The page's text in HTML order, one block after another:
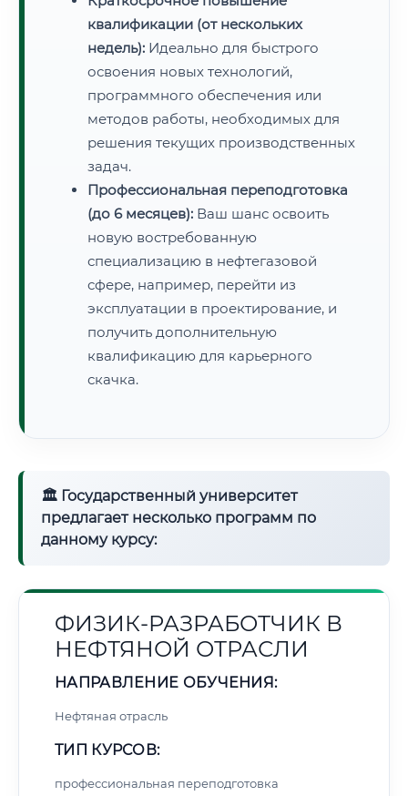
квалификации (от нескольких
недель): Идеально для быстрого
освоения новых технологий,
программного обеспечения или
методов работы, необходимых для
решения текущих производственных
задач.
Профессиональная переподготовка
(до 6 месяцев): Ваш шанс освоить
новую востребованную
специализацию в нефтегазовой
сфере, например, перейти из
эксплуатации в проектирование, и
получить дополнительную
квалификацию для карьерного
скачка.
🏛 Государственный университет
предлагает несколько программ по
данному курсу:
ФИЗИК-РАЗРАБОТЧИК В
НЕФТЯНОЙ ОТРАСЛИ
НАПРАВЛЕНИЕ ОБУЧЕНИЯ:
Нефтяная отрасль
ТИП КУРСОВ:
профессиональная переподготовка